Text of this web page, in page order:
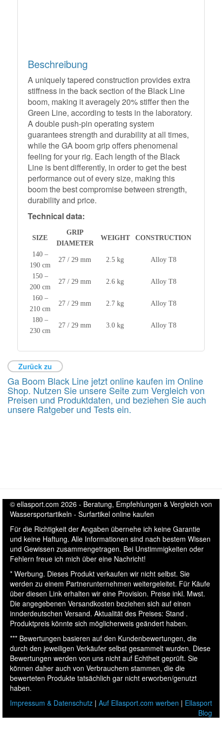
Beschreibung
A uniquely tapered construction provides extra
stiffness in the back section of the Black Line
boom, making it averagely 20% stiffer then the
Green Line, according to tests in the laboratory.
A double push-pin operating system
guarantees strength and durability at all times,
while the GA boom grip offers phenomenal
feeling for your rig. Each length of the Black
Line is bent differently, in order to get the best
performance out of every size, making this
boom the best compromise between strength,
durability and price.
Technical data:
SIZE
GRIP
DIAMETER
WEIGHT CONSTRUCTION
140 –
190 cm
27 / 29 mm 2.5 kg Alloy T8
150 –
200 cm
27 / 29 mm 2.6 kg Alloy T8
160 –
210 cm
27 / 29 mm 2.7 kg Alloy T8
180 –
230 cm
27 / 29 mm 3.0 kg Alloy T8
Zurück zu
Ga Boom Black Line jetzt online kaufen im Online
Shop. Nutzen Sie unsere Seite zum Vergleich von
Preisen und Produktdaten, und beziehen Sie auch
unsere Ratgeber und Tests ein.
© ellasport.com 2026 - Beratung, Empfehlungen & Vergleich von
Wassersportartikeln - Surfartikel online kaufen
Für die Richtigkeit der Angaben übernehe ich keine Garantie
und keine Haftung. Alle Informationen sind nach bestem Wissen
und Gewissen zusammengetragen. Bei Unstimmigkeiten oder
Fehlern freue ich mich über eine Nachricht!
* Werbung. Dieses Produkt verkaufen wir nicht selbst. Sie
werden zu einem Partnerunternehmen weitergeleitet. Für Käufe
über diesen Link erhalten wir eine Provision. Preise inkl. Mwst.
Die angegebenen Versandkosten beziehen sich auf einen
innderdeutschen Versand. Aktualität des Preises: Stand .
Produktpreis könnte sich möglicherweis geändert haben.
*** Bewertungen basieren auf den Kundenbewertungen, die
durch den jeweiligen Verkäufer selbst gesammelt wurden. Diese
Bewertungen werden von uns nicht auf Echtheit geprüft. Sie
können daher auch von Verbrauchern stammen, die die
bewerteten Produkte tatsächlich gar nicht erworben/genutzt
haben.
Impressum & Datenschutz | Auf Ellasport.com werben | Ellasport
Blog